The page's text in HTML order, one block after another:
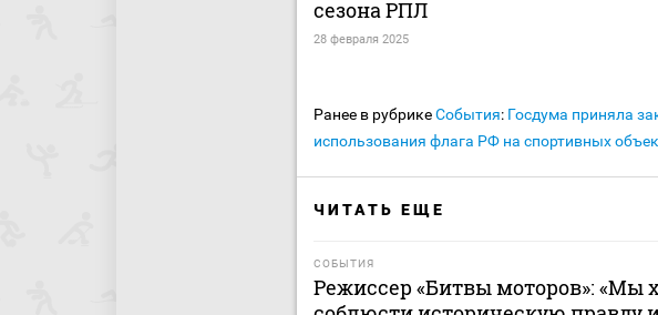
сезона РПЛ
28 февраля 2025
Ранее в рубрикеСобытия: Госдума приняла
использования флага РФ на спортивных
ЧИТАТЬ ЕЩЕ
СОБЫТИЯ
Режиссер «Битвы моторов»: «Мы